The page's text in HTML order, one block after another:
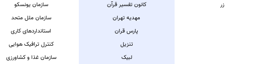
زر
کانون تفسیر قرآن
مهدیه تهران
پارس قران
تنزیل
لبیک
سازمان یونسکو
سازمان ملل متحد
استانداردهای کاری
کنترل ترافیک هوایی
سازمان غذا و کشاورزی